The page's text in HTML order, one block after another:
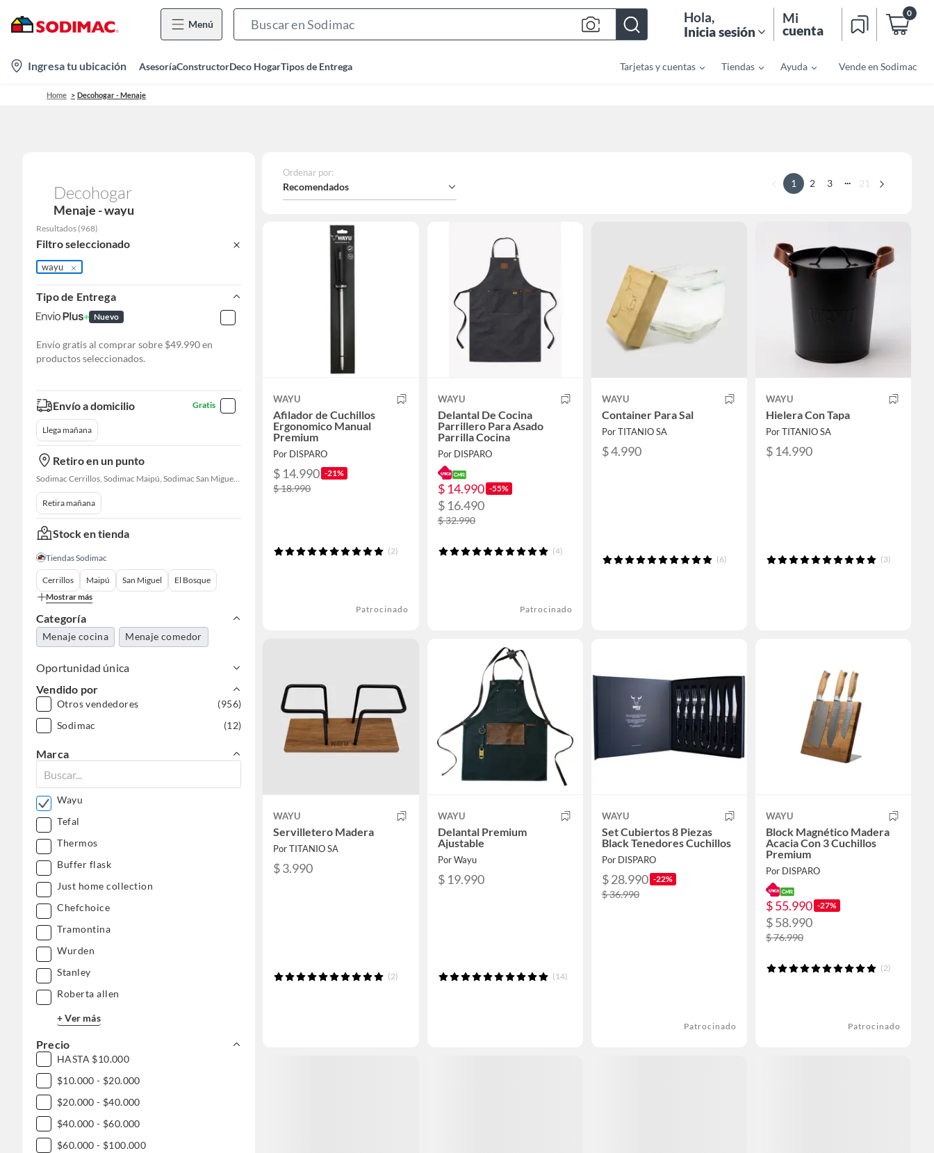
Menú
Bar
Hola,
Inicia sesión
Mi
cuenta
0
location-
icon
Ingresa tu ubicación AsesoríaConstructorDeco HogarTipos de Entrega Tarjetas y cuentas Tiendas Ayuda Vende en Sodimac
Home Decohogar - Menaje
Decohogar
Menaje - wayu
Resultados (968)
Filtro seleccionado
wayu
Tipo de Entrega
Nuevo
Envío gratis al comprar sobre $49.990 en
productos seleccionados.
Envío a domicilio Gratis
Llega mañana
Retiro en un punto
Sodimac Cerrillos, Sodimac Maipú, Sodimac San Miguel, Sodimac El Bosque, Sodimac San Bernardo, Sodimac Talagante, Sodimac San Fernando
Retira mañana
Stock en tienda
Tiendas Sodimac
Cerrillos Maipú San Miguel
El Bosque
Mostrar más
Categoría
Menaje cocina Menaje comedor
Oportunidad única
Vendido por
Otros vendedores
(956)
Sodimac
(12)
Marca
Wayu
Tefal
Thermos
Buffer flask
Just home collection
Chefchoice
Tramontina
Wurden
Stanley
Roberta allen
+ Ver más
Precio
HASTA $10.000
$10.000 - $20.000
$20.000 - $40.000
$40.000 - $60.000
$60.000 - $100.000
Ordenar por:
Recomendados 1 2 3 ... 21
WAYU
Afilador de Cuchillos
Ergonomico Manual
Premium
Por DISPARO
$ 14.990 -21%
$ 18.990
(2)
Patrocinado
WAYU
Delantal De Cocina
Parrillero Para Asado
Parrilla Cocina
Por DISPARO
$ 14.990 -55%
$ 16.490
$ 32.990
(4)
Patrocinado
WAYU
Container Para Sal
Por TITANIO SA
$ 4.990
(6)
WAYU
Hielera Con Tapa
Por TITANIO SA
$ 14.990
(3)
WAYU
Servilletero Madera
Por TITANIO SA
$ 3.990
(2)
WAYU
Delantal Premium
Ajustable
Por Wayu
$ 19.990
(14)
WAYU
Set Cubiertos 8 Piezas
Black Tenedores Cuchillos
Por DISPARO
$ 28.990 -22%
$ 36.990
Patrocinado
WAYU
Block Magnético Madera
Acacia Con 3 Cuchillos
Premium
Por DISPARO
$ 55.990 -27%
$ 58.990
$ 76.990
(2)
Patrocinado